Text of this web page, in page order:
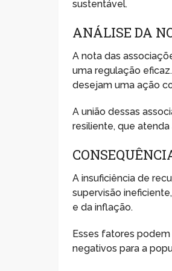
sustentável.
ANÁLISE DA
A nota das
uma regulação
desejam uma ação
A união dessas
resiliente, que
A insuficiência de
supervisão
e da inflação.
Esses fatores
negativos para a